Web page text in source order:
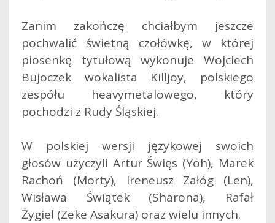
Zanim zakończę chciałbym jeszcze
pochwalić świetną czołówkę, w której
piosenkę tytułową wykonuje Wojciech
Bujoczek wokalista Killjoy, polskiego
zespółu heavymetalowego, który
pochodzi z Rudy Śląskiej.
W polskiej wersji językowej swoich
głosów użyczyli Artur Święs (Yoh), Marek
Rachoń (Morty), Ireneusz Załóg (Len),
Wisława Świątek (Sharona), Rafał
Żygiel (Zeke Asakura) oraz wielu innych.